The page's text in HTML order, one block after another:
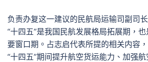
负责办复这一建议的民航局运输司副司
“十四五”是我国民航发展格局拓展期，
要窗口期。占志启代表所提的相关内容
“十四五”期间提升航空货运能力、加强